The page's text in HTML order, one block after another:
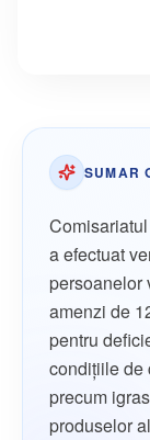
SUMAR
a efectuat
persoanelor
amenzi de
pentru
condițiile de
precum
produselor